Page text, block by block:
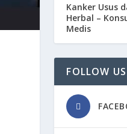
Kanker Usus
Herbal –
Medis
FOLLOW US